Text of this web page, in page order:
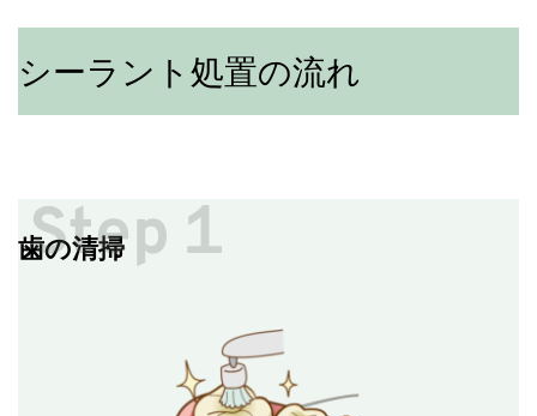
シーラント処置の流れ
歯の清掃
Step１